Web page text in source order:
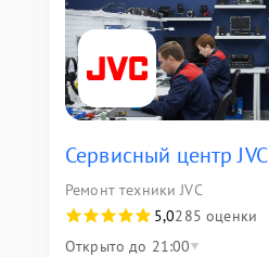
Сервисный центр JVC
Ремонт техники JVC
5,0285 оценки
Открыто до 21:00